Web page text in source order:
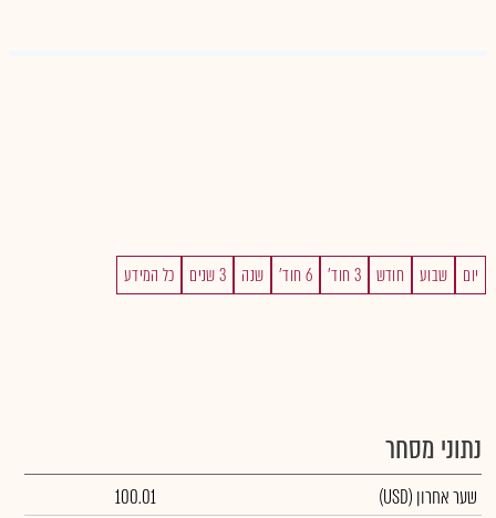
יום שבוע חודש 3 חוד' 6 חוד' שנה 3 שנים כל המידע
נתוני מסחר
שער אחרון (USD)
100.01